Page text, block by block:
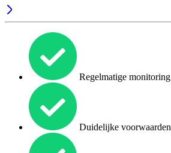
Regelmatige monitoring
Duidelijke voorwaarden